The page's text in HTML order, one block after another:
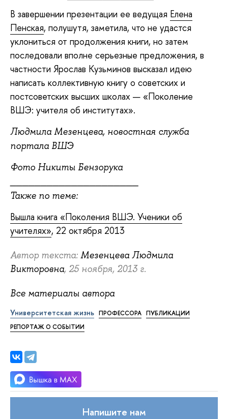
В завершении презентации ее ведущая Елена
Пенская, полушутя, заметила, что не удастся
уклониться от продолжения книги, но затем
последовали вполне серьезные предложения, в
частности Ярослав Кузьминов высказал идею
написать коллективную книгу о советских и
постсоветских высших школах — «Поколение
ВШЭ: учителя об институтах».
Людмила Мезенцева, новостная служба
портала ВШЭ
Фото Никиты Бензорука
Также по теме:
Вышла книга «Поколения ВШЭ. Ученики об
учителях», 22 октября 2013
Автор текста: Мезенцева Людмила
Викторовна, 25 ноября, 2013 г.
Все материалы автора
Университетская жизнь ПРОФЕССОРА ПУБЛИКАЦИИ
РЕПОРТАЖ О СОБЫТИИ
Напишите нам